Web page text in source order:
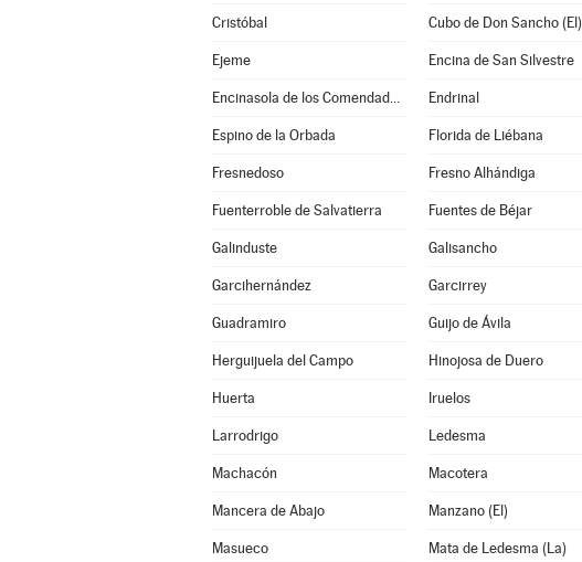
Cristóbal Cubo de Don Sancho (El)
Ejeme Encina de San Silvestre
Encinasola de los Comendadores Endrinal
Espino de la Orbada Florida de Liébana
Fresnedoso Fresno Alhándiga
Fuenterroble de Salvatierra Fuentes de Béjar
Galinduste Galisancho
Garcihernández Garcirrey
Guadramiro Guijo de Ávila
Herguijuela del Campo Hinojosa de Duero
Huerta Iruelos
Larrodrigo Ledesma
Machacón Macotera
Mancera de Abajo Manzano (El)
Masueco Mata de Ledesma (La)